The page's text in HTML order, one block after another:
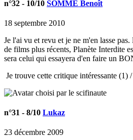
n°32 - 10/10 SOMME Benoît
18 septembre 2010
Je l'ai vu et revu et je ne m'en lasse
de films plus récents, Planète Interdite
sera celui qui essayera d'en faire un
Je trouve cette critique intéressante (1) /
n°31 - 8/10 Lukaz
23 décembre 2009